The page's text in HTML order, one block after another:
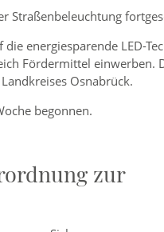
Straßenbeleuchtung
energiesparende LED-
Fördermittel einwerben.
Osnabrück.
begonnen.
zur